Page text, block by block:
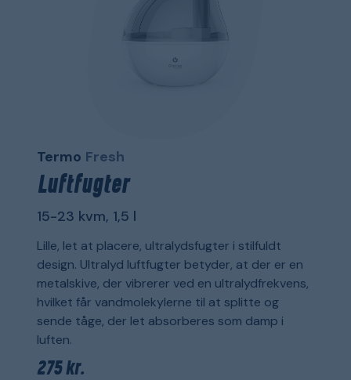
Termo Fresh
Luftfugter
15-23 kvm, 1,5 l
Lille, let at placere, ultralydsfugter i stilfuldt
design. Ultralyd luftfugter betyder, at der er en
metalskive, der vibrerer ved en ultralydfrekvens,
hvilket får vandmolekylerne til at splitte og
sende tåge, der let absorberes som damp i
luften.
275 kr.